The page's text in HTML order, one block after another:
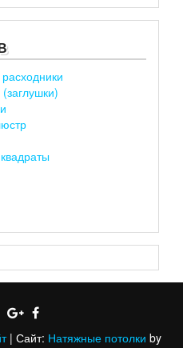
| Сайт: Натяжные потолки by